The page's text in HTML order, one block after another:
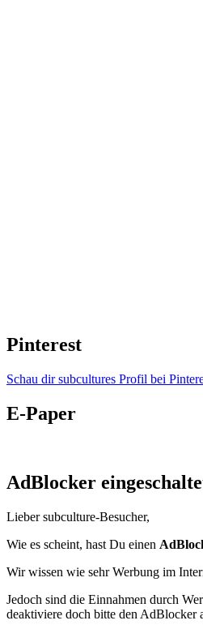
Pinterest
Schau dir subcultures Profil bei
E-Paper
AdBlocker
Lieber subculture-Besucher,
Wie es scheint, hast Du einen
Wir wissen wie sehr Werbung im
Jedoch sind die Einnahmen durch
deaktiviere doch bitte den AdBlocker